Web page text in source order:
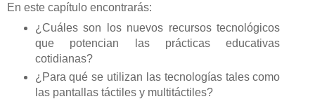
En este capítulo encontrarás:
¿Cuáles son los nuevos recursos tecnológicos
que potencian las prácticas educativas
cotidianas?
¿Para qué se utilizan las tecnologías tales como
las pantallas táctiles y multitáctiles?